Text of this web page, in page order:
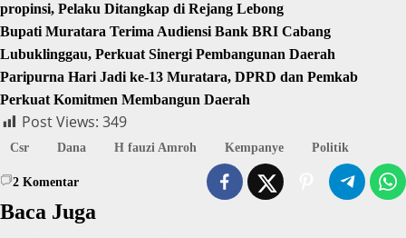
propinsi, Pelaku Ditangkap di Rejang Lebong
Bupati Muratara Terima Audiensi Bank BRI Cabang
Lubuklinggau, Perkuat Sinergi Pembangunan Daerah
Paripurna Hari Jadi ke-13 Muratara, DPRD dan Pemkab
Perkuat Komitmen Membangun Daerah
Post Views: 349
Csr Dana H fauzi Amroh Kempanye Politik
2 Komentar
Baca Juga